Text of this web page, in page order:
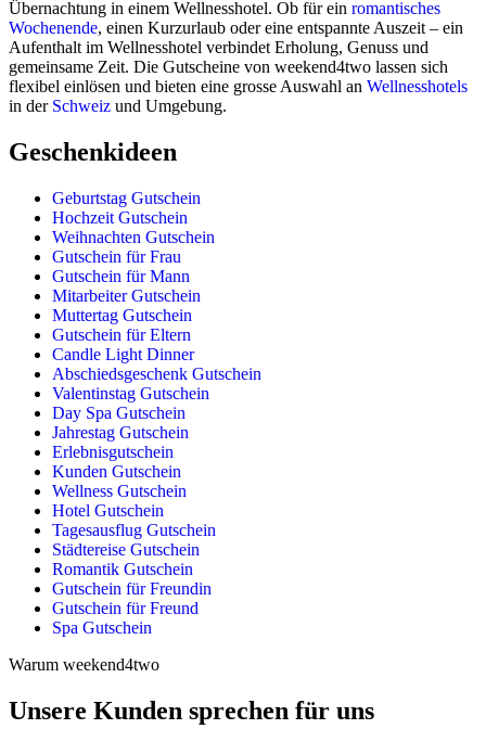
Übernachtung in einem Wellnesshotel. Ob für ein romantisches
Wochenende, einen Kurzurlaub oder eine entspannte Auszeit – ein
Aufenthalt im Wellnesshotel verbindet Erholung, Genuss und
gemeinsame Zeit. Die Gutscheine von weekend4two lassen sich
flexibel einlösen und bieten eine grosse Auswahl an Wellnesshotels
in der Schweiz und Umgebung.
Geschenkideen
Geburtstag Gutschein
Hochzeit Gutschein
Weihnachten Gutschein
Gutschein für Frau
Gutschein für Mann
Mitarbeiter Gutschein
Muttertag Gutschein
Gutschein für Eltern
Candle Light Dinner
Abschiedsgeschenk Gutschein
Valentinstag Gutschein
Day Spa Gutschein
Jahrestag Gutschein
Erlebnisgutschein
Kunden Gutschein
Wellness Gutschein
Hotel Gutschein
Tagesausflug Gutschein
Städtereise Gutschein
Romantik Gutschein
Gutschein für Freundin
Gutschein für Freund
Spa Gutschein
Warum weekend4two
Unsere Kunden sprechen für uns